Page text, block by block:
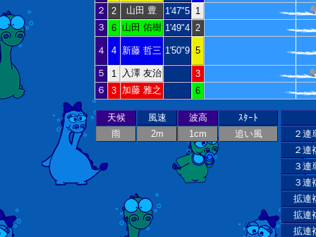
２
2 山田 豊 1'47"5
1
３
6 山田 佑樹 1'49"4 2
４ 4 新藤 哲三 1'50"9 5
５ 1 入澤 友治
3
６
3 加藤 雅之 6
天候 風速 波高
ｽﾀｰﾄ
雨
2m 1cm 追い風
２連
２連
３連
３連
拡連
拡連
拡連